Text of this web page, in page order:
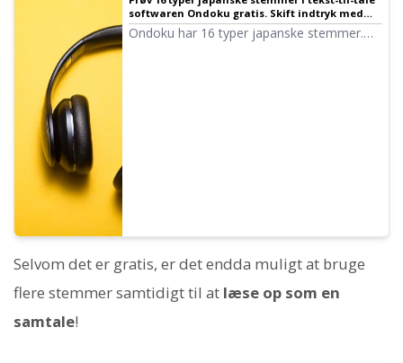
softwaren Ondoku gratis. Skift indtryk med
tonehøjdeændringer
Ondoku har 16 typer japanske stemmer.
Selvom det er gratis, er det endda muligt at bruge
flere stemmer samtidigt til at læse op som en
samtale!